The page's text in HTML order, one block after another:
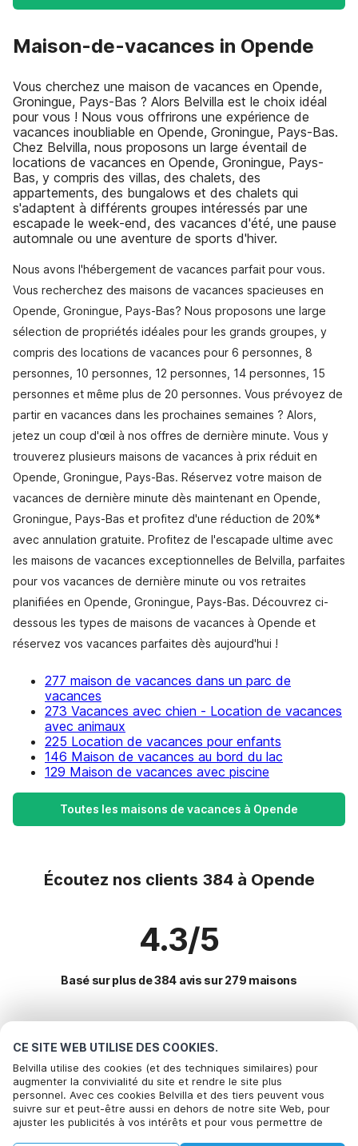
CE SITE WEB UTILISE DES COOKIES.
Belvilla utilise des cookies (et des techniques similaires) pour
augmenter la convivialité du site et rendre le site plus
personnel. Avec ces cookies Belvilla et des tiers peuvent vous
suivre sur et peut-être aussi en dehors de notre site Web, pour
ajuster les publicités à vos intérêts et pour vous permettre de
Maison-de-vacances in Opende
Vous cherchez une maison de vacances en Opende,
Groningue, Pays-Bas ? Alors Belvilla est le choix idéal
pour vous ! Nous vous offrirons une expérience de
vacances inoubliable en Opende, Groningue, Pays-Bas.
Chez Belvilla, nous proposons un large éventail de
locations de vacances en Opende, Groningue, Pays-
Bas, y compris des villas, des chalets, des
appartements, des bungalows et des chalets qui
s'adaptent à différents groupes intéressés par une
escapade le week-end, des vacances d'été, une pause
automnale ou une aventure de sports d'hiver.
Nous avons l'hébergement de vacances parfait pour vous.
Vous recherchez des maisons de vacances spacieuses en
Opende, Groningue, Pays-Bas? Nous proposons une large
sélection de propriétés idéales pour les grands groupes, y
compris des locations de vacances pour 6 personnes, 8
personnes, 10 personnes, 12 personnes, 14 personnes, 15
personnes et même plus de 20 personnes. Vous prévoyez de
partir en vacances dans les prochaines semaines ? Alors,
jetez un coup d'œil à nos offres de dernière minute. Vous y
trouverez plusieurs maisons de vacances à prix réduit en
Opende, Groningue, Pays-Bas. Réservez votre maison de
vacances de dernière minute dès maintenant en Opende,
Groningue, Pays-Bas et profitez d'une réduction de 20%*
avec annulation gratuite. Profitez de l'escapade ultime avec
les maisons de vacances exceptionnelles de Belvilla, parfaites
pour vos vacances de dernière minute ou vos retraites
planifiées en Opende, Groningue, Pays-Bas. Découvrez ci-
dessous les types de maisons de vacances à Opende et
réservez vos vacances parfaites dès aujourd'hui !
277 maison de vacances dans un parc de
vacances
273 Vacances avec chien - Location de vacances
avec animaux
225 Location de vacances pour enfants
146 Maison de vacances au bord du lac
129 Maison de vacances avec piscine
Toutes les maisons de vacances à Opende
Écoutez nos clients 384 à Opende
4.3/5
Basé sur plus de 384 avis sur 279 maisons
Destinations les plus populaires pour les
vacances
Villes offrant les meilleures commodités pour les vacances
Maison de vacances dans un parc de vacances houtigehage
Commodités populaires pour les vacances en Opende
Appelez pour réserver